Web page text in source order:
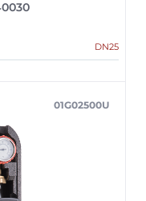
DN25
01G02500U